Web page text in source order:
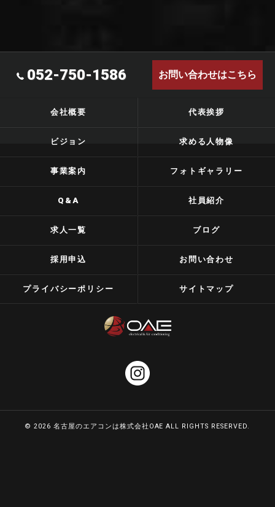
052-750-1586 お問い合わせはこちら
会社概要 代表挨拶
ビジョン 求める人物像
事業案内 フォトギャラリー
Q&A 社員紹介
求人一覧 ブログ
採用申込 お問い合わせ
プライバシーポリシー サイトマップ
© 2026 名古屋のエアコンは株式会社OAE ALL RIGHTS RESERVED.